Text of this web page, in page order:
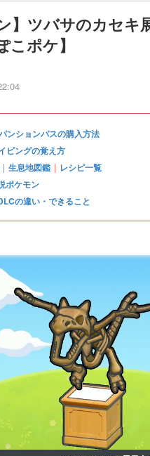
】ツバサのカセ
こポケ】
ンションパスの購入方法
ビングの覚え方
｜ 生息地図鑑 ｜ レシピ一覧
ポケモン
の違い・できること